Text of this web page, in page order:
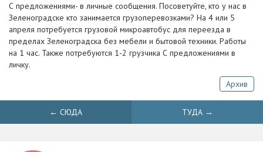
С предложениями- в личные сообщения. Посоветуйте, кто у нас в
Зеленоградске кто занимается грузоперевозками? На 4 или 5
апреля потребуется грузовой микроавтобус для переезда в
пределах Зеленоградска без мебели и бытовой техники. Работы
на 1 час. Также потребуются 1-2 грузчика С предложениями в
личку.
Архив
← СЮДА ТУДА →